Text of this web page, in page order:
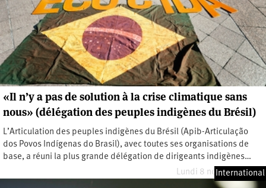
«Il n’y a pas de solution à la crise climatique sans
nous» (délégation des peuples indigènes du Brésil)
L’Articulation des peuples indigènes du Brésil (Apib-Articulação
dos Povos Indígenas do Brasil), avec toutes ses organisations de
base, a réuni la plus grande délégation de dirigeants indigènes…
Lundi 8 novembre 2021
International